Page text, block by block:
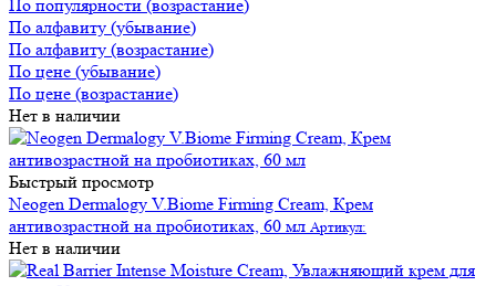
По популярности (возрастание)
По алфавиту (убывание)
По алфавиту (возрастание)
По цене (убывание)
По цене (возрастание)
Нет в наличии
Быстрый просмотр
Neogen Dermalogy V.Biome Firming Cream, Крем
антивозрастной на пробиотиках, 60 мл Артикул:
Нет в наличии